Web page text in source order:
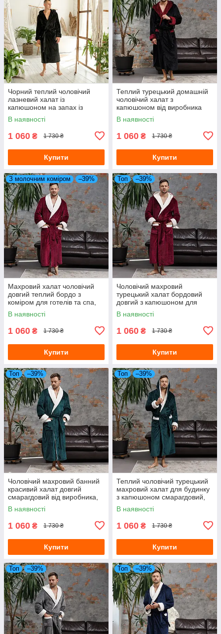
Чорний теплий чоловічий
лазневий халат із
капюшоном на запах із
плюшевої махри довгий
В наявності
1 060 ₴ 1 730 ₴
Купити
Теплий турецький домашній
чоловічий халат з
капюшоном від виробника
чорний, Халати для лазні
чоловічі
В наявності
1 060 ₴ 1 730 ₴
Купити
З молочним коміром –39%
Махровий халат чоловічий
довгий теплий бордо з
коміром для готелів та спа,
Чоловічі халати Турція
В наявності
1 060 ₴ 1 730 ₴
Купити
Топ –39%
Чоловічий махровий
турецький халат бордовий
довгий з капюшоном для
готелів і спа, Халати для
лазні чоловічі
В наявності
1 060 ₴ 1 730 ₴
Купити
Топ –39%
Чоловічий махровий банний
красивий халат довгий
смарагдовий від виробника,
Чоловічі халати Туреччина
В наявності
1 060 ₴ 1 730 ₴
Купити
Топ –39%
Теплий чоловічий турецький
махровий халат для будинку
з капюшоном смарагдовий,
Чоловічі халати велсофт
В наявності
1 060 ₴ 1 730 ₴
Купити
Топ –39% Топ –39%